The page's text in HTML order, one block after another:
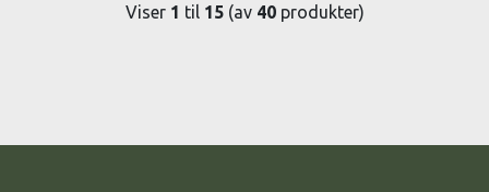
Viser 1 til 15(av 40produkter)